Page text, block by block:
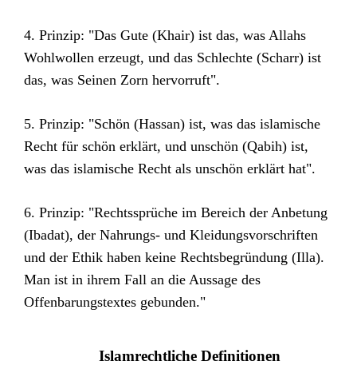
4. Prinzip: "Das Gute (Khair) ist das, was Allahs
Wohlwollen erzeugt, und das Schlechte (Scharr) ist
das, was Seinen Zorn hervorruft".
5. Prinzip: "Schön (Hassan) ist, was das islamische
Recht für schön erklärt, und unschön (Qabih) ist,
was das islamische Recht als unschön erklärt hat".
6. Prinzip: "Rechtssprüche im Bereich der Anbetung
(Ibadat), der Nahrungs- und Kleidungsvorschriften
und der Ethik haben keine Rechtsbegründung (Illa).
Man ist in ihrem Fall an die Aussage des
Offenbarungstextes gebunden."
Islamrechtliche Definitionen